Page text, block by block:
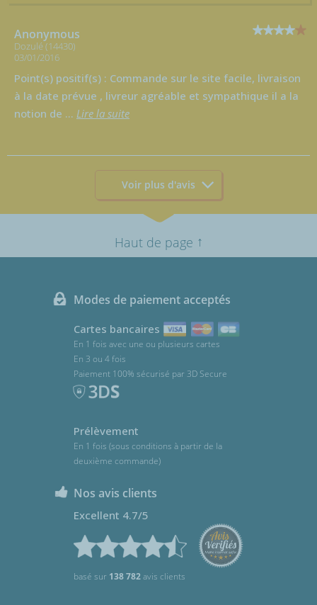
Anonymous
Dozulé (14430)
03/01/2016
Point(s) positif(s) : Commande sur le site facile, livraison
à la date prévue , livreur agréable et sympathique il a la
notion de ... Lire la suite
Voir plus d'avis
Haut de page ↑
Modes de paiement acceptés
Cartes bancaires
En 1 fois avec une ou plusieurs cartes
En 3 ou 4 fois
Paiement 100% sécurisé par 3D Secure
Prélèvement
En 1 fois (sous conditions à partir de la
deuxième commande)
Nos avis clients
Excellent 4.7/5
basé sur 138 782avis clients